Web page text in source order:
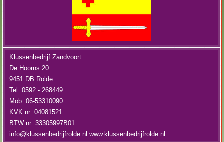
Klussenbedrijf Zandvoort
De Hoorns 20
9451 DB Rolde
Tel: 0592 - 268449
Mob: 06-53310090
KVK nr: 04081521
BTW nr: 33305997B01
info@klussenbedrijfrolde.nl www.klussenbedrijfrolde.nl